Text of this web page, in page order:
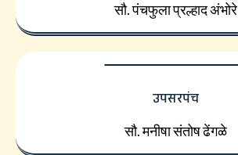
सौ. पंचफुला प्रल्हाद अंभोरे
उपसरपंच
सौ. मनीषा संतोष ढेंगळे